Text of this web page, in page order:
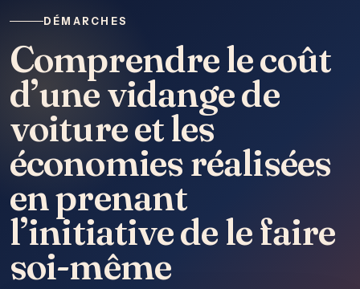
DÉMARCHES
Comprendre le coût
d’une vidange de
voiture et les
économies réalisées
en prenant
l’initiative de le faire
soi-même